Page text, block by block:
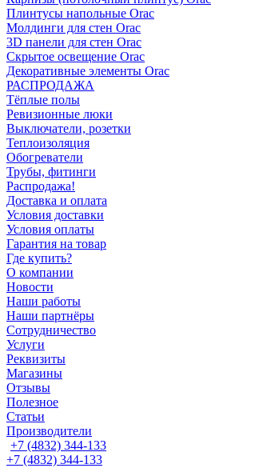
Плинтусы напольные Orac
Молдинги для стен Orac
3D панели для стен Orac
Скрытое освещение Orac
Декоративные элементы Orac
РАСПРОДАЖА
Тёплые полы
Ревизионные люки
Выключатели, розетки
Теплоизоляция
Обогреватели
Трубы, фитинги
Распродажа!
Доставка и оплата
Условия доставки
Условия оплаты
Гарантия на товар
Где купить?
О компании
Новости
Наши работы
Наши партнёры
Сотрудничество
Услуги
Реквизиты
Магазины
Отзывы
Полезное
Статьи
Производители
+7 (4832) 344-133
+7 (4832) 344-133